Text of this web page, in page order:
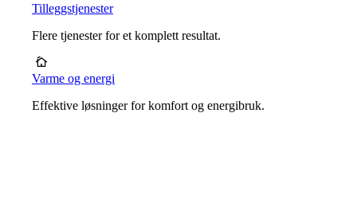
Tilleggstjenester
Flere tjenester for et komplett resultat.
Varme og energi
Effektive løsninger for komfort og energibruk.